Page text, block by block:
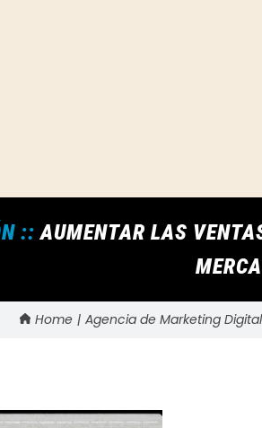
:: AUMENTAR LAS
Home Agencia de Marketing